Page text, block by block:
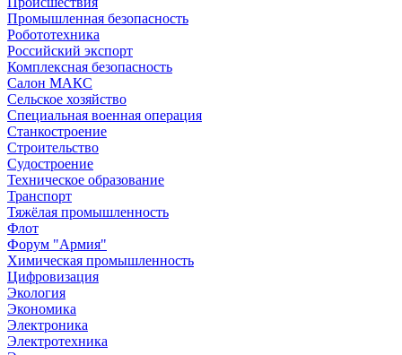
Промышленная безопасность
Робототехника
Российский экспорт
Комплексная безопасность
Салон МАКС
Сельское хозяйство
Специальная военная операция
Станкостроение
Строительство
Судостроение
Техническое образование
Транспорт
Тяжёлая промышленность
Флот
Форум "Армия"
Химическая промышленность
Цифровизация
Экология
Экономика
Электроника
Электротехника